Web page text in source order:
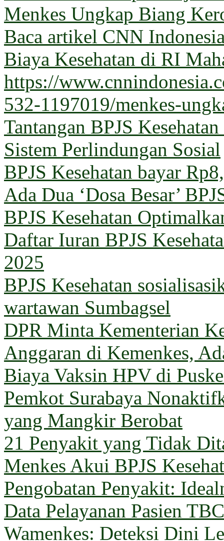
Menkes Ungkap Biang
Baca artikel CNN
Biaya Kesehatan di RI
https://
532-1197019/menkes-
Tantangan BPJS
Sistem Perlindungan Sosial
BPJS Kesehatan bayar
Ada Dua ‘Dosa Besar’
BPJS Kesehatan
Daftar Iuran BPJS
2025
BPJS Kesehatan
wartawan Sumbagsel
DPR Minta Kementerian
Anggaran di Kemenkes,
Biaya Vaksin HPV di
Pemkot Surabaya
yang Mangkir Berobat
21 Penyakit yang Tidak
Menkes Akui BPJS
Pengobatan Penyakit:
Data Pelayanan Pasien
Wamenkes: Deteksi Dini